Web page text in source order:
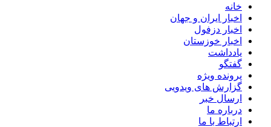
خانه
اخبار ایران و جهان
اخبار دزفول
اخبار خوزستان
یادداشت
گفتگو
پرونده ویژه
گزارش های ویدویی
ارسال خبر
درباره ما
ارتباط با ما